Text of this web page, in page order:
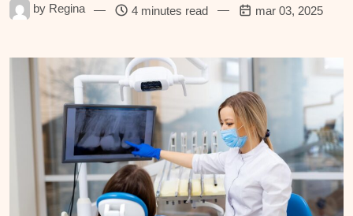
by Regina — 4 minutes read — mar 03, 2025